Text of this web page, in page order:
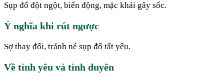
Sụp đổ đột ngột, biến động, mặc khải gây sốc.
Ý nghĩa khi rút ngược
Sợ thay đổi, tránh né sụp đổ tất yếu.
Về tình yêu và tình duyên